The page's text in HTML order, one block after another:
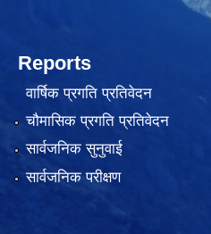
Reports
वार्षिक प्रगति प्रतिवेदन
चौमासिक प्रगति प्रतिवेदन
सार्वजनिक सुनुवाई
सार्वजनिक परीक्षण